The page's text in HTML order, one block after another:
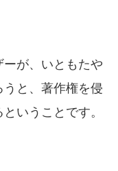
が、いともたや
と、著作権を侵
いうことです。